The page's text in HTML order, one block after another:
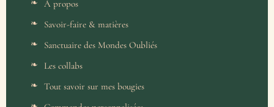
À propos
Savoir-faire & matières
Sanctuaire des Mondes Oubliés
Les collabs
Tout savoir sur mes bougies